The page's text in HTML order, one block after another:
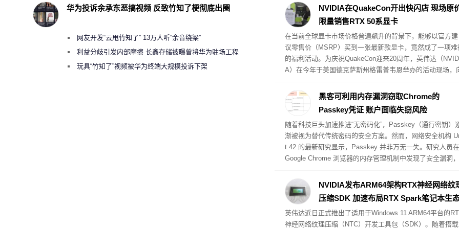
NVIDIA在QuakeCon开出快闪店 现场原
限量销售RTX 50系显卡
在当前全球显卡市场价格普遍飙升的背景下，能够以官方建
议零售价（MSRP）买到一张最新款显卡，竟然成了一项难
的福利活动。为庆祝QuakeCon迎来20周年，英伟达（NVIDI
A）在今年于美国德克萨斯州格雷普韦恩举办的活动现场，
rs Edition）的特权。英伟达将这一现场销售活动命名为“实地
核验优先购（Verified Priority Access IRL）”。
黑客可利用内存漏洞窃取Chrome的
Passkey凭证 账户面临失窃风险
随着科技巨头加速推进“无密码化”，Passkey（通行密钥）
渐被视为替代传统密码的安全方案。然而，网络安全机构
t 42 的最新研究显示，Passkey 并非万无一失。研究人员在
Google Chrome 浏览器的内存管理机制中发现了安全漏洞，
key 密钥，进而控制受害者的在线账户。不过，实施此类攻
的前提条件是受害者的 PC 设备必须已被注入恶意软件。
NVIDIA发布ARM64架构RTX神经网络纹
压缩SDK 加速布局RTX Spark笔记本生
英伟达近日正式推出了适用于Windows 11 ARM64平台的
神经网络纹理压缩（NTC）开发工具包（SDK）。随着搭载
华为投诉余承东恶搞视频 反致竹知了梗彻底出圈
网友开发“云甩竹知了” 13万人听“余音绕梁”
利益分歧引发内部摩擦 长鑫存储被曝曾将华为驻场工程
师驱逐出研发基地
玩具“竹知了”视频被华为终端大规模投诉下架